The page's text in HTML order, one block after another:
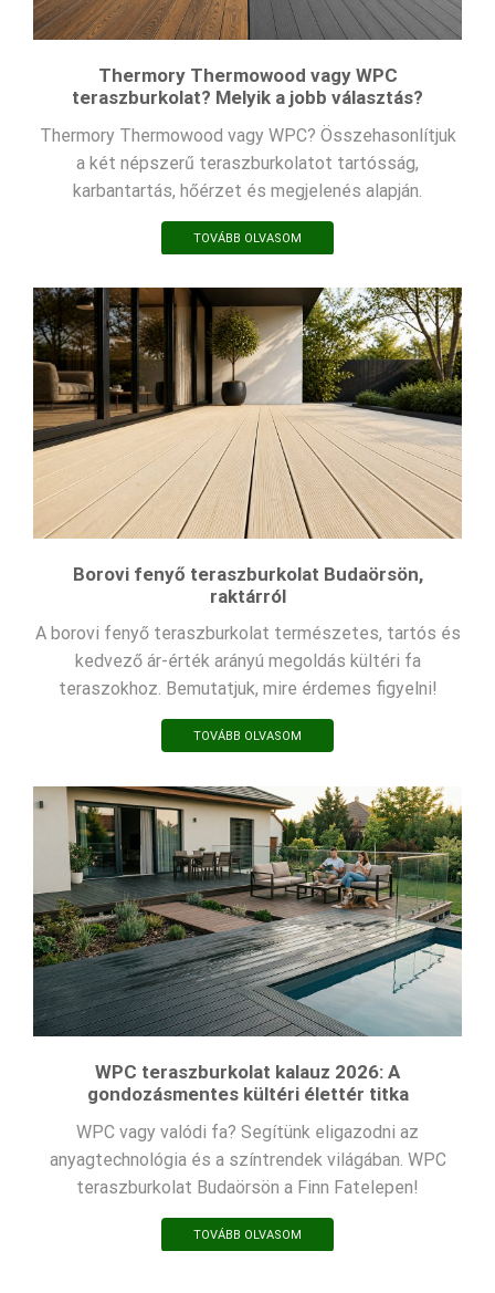
Thermory Thermowood vagy WPC
teraszburkolat? Melyik a jobb választás?
Thermory Thermowood vagy WPC? Összehasonlítjuk
a két népszerű teraszburkolatot tartósság,
karbantartás, hőérzet és megjelenés alapján.
TOVÁBB OLVASOM
Borovi fenyő teraszburkolat Budaörsön,
raktárról
A borovi fenyő teraszburkolat természetes, tartós és
kedvező ár-érték arányú megoldás kültéri fa
teraszokhoz. Bemutatjuk, mire érdemes figyelni!
TOVÁBB OLVASOM
WPC teraszburkolat kalauz 2026: A
gondozásmentes kültéri élettér titka
WPC vagy valódi fa? Segítünk eligazodni az
anyagtechnológia és a színtrendek világában. WPC
teraszburkolat Budaörsön a Finn Fatelepen!
TOVÁBB OLVASOM